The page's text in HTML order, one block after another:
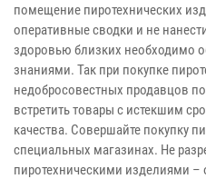
помещение пиротехнических
оперативные сводки и не
здоровью близких необходимо
знаниями. Так при покупке
недобросовестных продавцов
встретить товары с истекшим
качества. Совершайте покупку
специальных магазинах. Не
пиротехническими изделиями –